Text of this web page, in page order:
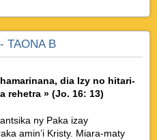
TAONA B
dia Izy no hitari-
rehetra » (Jo. 16: 13)
ny Paka izay
amin’i Kristy. Miara-maty